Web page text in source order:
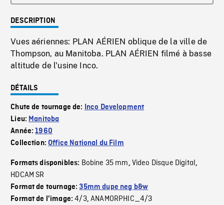
DESCRIPTION
Vues aériennes: PLAN AÉRIEN oblique de la ville de
Thompson, au Manitoba. PLAN AÉRIEN filmé à basse
altitude de l'usine Inco.
DÉTAILS
Chute de tournage de:
Inco Development
Lieu: Manitoba
Année:1960
Collection:Office National du Film
Formats disponibles: Bobine 35 mm, Video Disque Digital,
HDCAM SR
Format de tournage:35mm dupe neg b&w
Format de l'image:4/3,ANAMORPHIC_4/3